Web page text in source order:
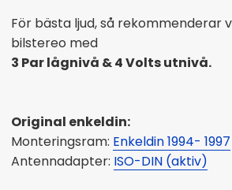
För bästa ljud, så rekommenderar
bilstereo med
3 Par lågnivå & 4 Volts utnivå.
Original enkeldin:
Monteringsram: Enkeldin 1994- 1997
Antennadapter: ISO-DIN (aktiv)